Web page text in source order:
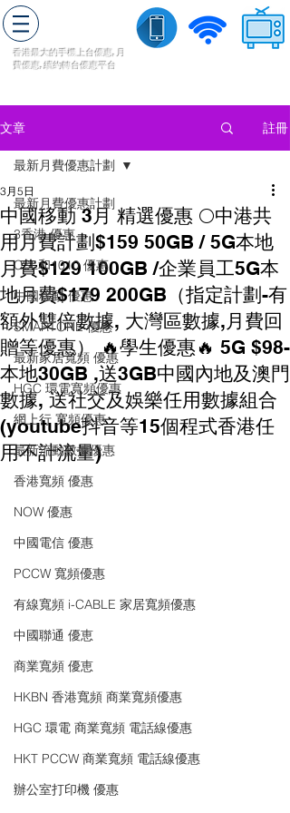
香港最大的手機上台優惠, 月
費優惠,續約轉台優惠平台
文章 註冊
最新月費優惠計劃
3香港 優惠
CSL和1010 優惠
中國移動 優惠
SMARTONE 優惠
最新家居寬頻 優惠
HGC 環電寬頻優惠
網上行 寬頻優惠
最新流動數據優惠
香港寬頻 優惠
NOW 優惠
中國電信 優惠
PCCW 寬頻優惠
有線寬頻 i-CABLE 家居寬頻優惠
中國聯通 優恵
商業寬頻 優恵
HKBN 香港寬頻 商業寬頻優惠
HGC 環電 商業寬頻 電話線優惠
HKT PCCW 商業寬頻 電話線優惠
辦公室打印機 優惠
最新月費優惠計劃
中國移動 3月 精選優惠 🌕中港共
用月費計劃$159 50GB / 5G本地
月費$129 100GB /企業員工5G本
地月費$179 200GB（指定計劃-有
額外雙倍數據, 大灣區數據,月費回
贈等優惠） 🔥學生優惠🔥 5G $98-
本地30GB ,送3GB中國內地及澳門
數據, 送社交及娛樂任用數據組合
(youtube抖音等15個程式香港任
用不計流量)
3月5日